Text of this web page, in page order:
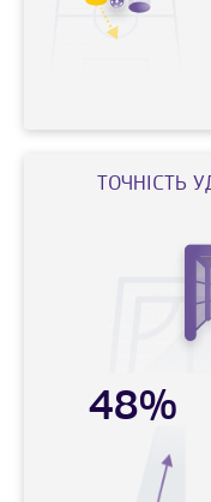
ТОЧНIСТЬ
48%